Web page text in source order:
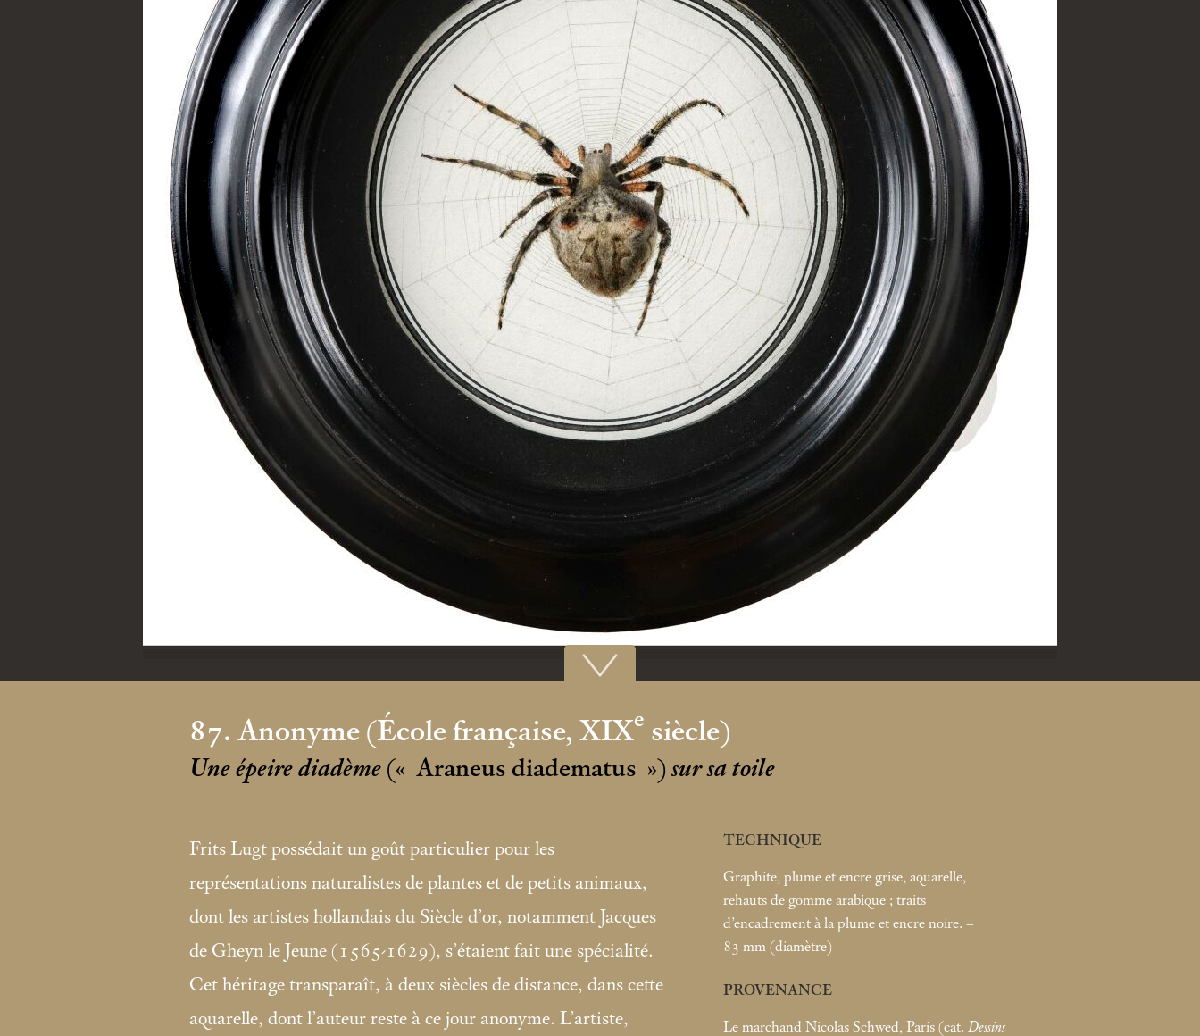
87. Anonyme (École française, XIXe siècle)
Une épeire diadème (« Araneus diadematus »)sur sa toile
Frits Lugt possédait un goût particulier pour les
représentations naturalistes de plantes et de petits animaux,
dont les artistes hollandais du Siècle d’or, notamment Jacques
de Gheyn le Jeune (1565-1629), s’étaient fait une spécialité.
Cet héritage transparaît, à deux siècles de distance, dans cette
aquarelle, dont l’auteur reste à ce jour anonyme. L’artiste,
TECHNIQUE
Graphite, plume et encre grise, aquarelle,
rehauts de gomme arabique ; traits
d’encadrement à la plume et encre noire. –
83 mm (diamètre)
PROVENANCE
Le marchand Nicolas Schwed, Paris (cat. Dessins